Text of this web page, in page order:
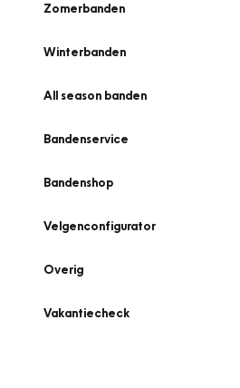
Zomerbanden
Winterbanden
All season banden
Bandenservice
Bandenshop
Velgenconfigurator
Overig
Vakantiecheck